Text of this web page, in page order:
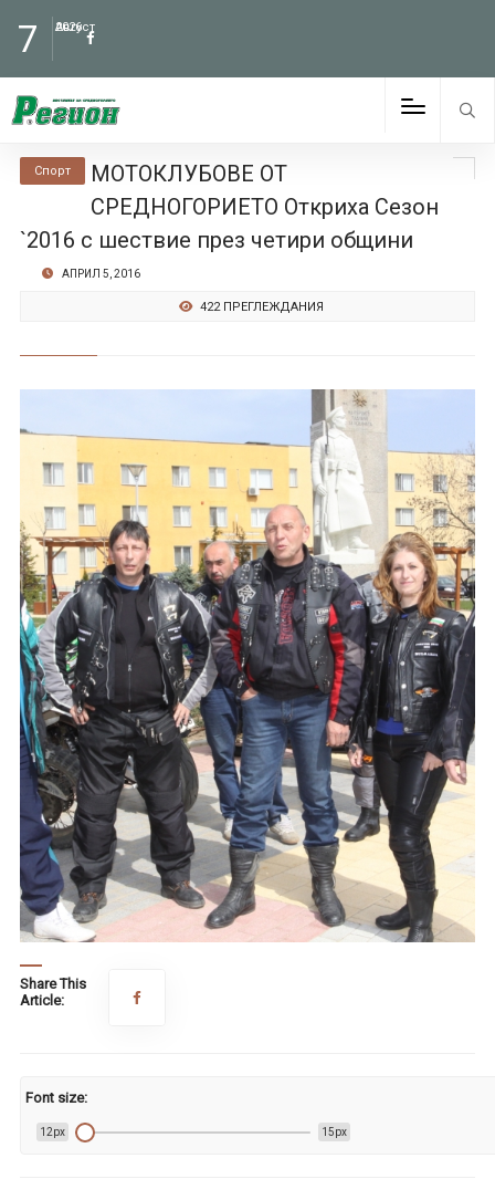
7 Август
2026
Спорт
МОТОКЛУБОВЕ ОТ
СРЕДНОГОРИЕТО Откриха Сезон
`2016 с шествие през четири общини
АПРИЛ 5, 2016
422 ПРЕГЛЕЖДАНИЯ
Share This
Article:
Font size:
12px 15px